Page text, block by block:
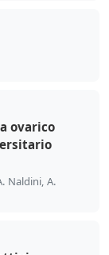
ovarico
Naldini, A.